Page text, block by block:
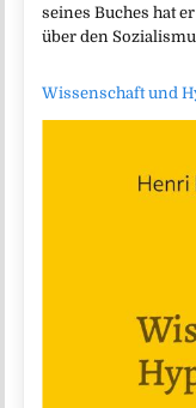
seines Buches hat
über den
Wissenschaft und